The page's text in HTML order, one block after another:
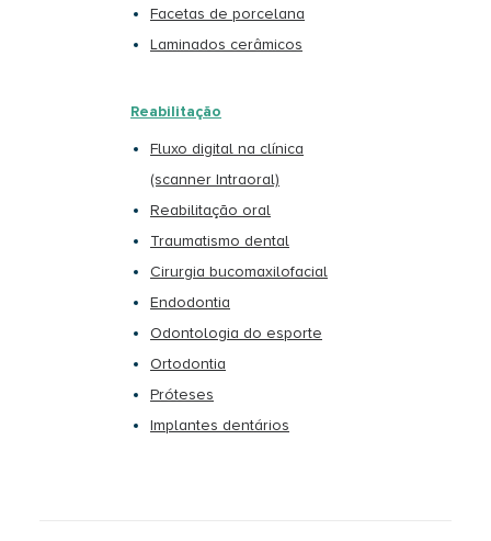
Facetas de porcelana
Laminados cerâmicos
Reabilitação
Fluxo digital na clínica
(scanner Intraoral)
Reabilitação oral
Traumatismo dental
Cirurgia bucomaxilofacial
Endodontia
Odontologia do esporte
Ortodontia
Próteses
Implantes dentários